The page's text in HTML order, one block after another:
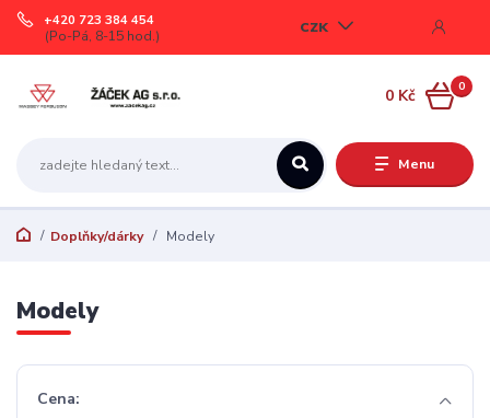
Menu
CZK
+420 723 384 454
(Po-Pá, 8-15 hod.)
0
0 Kč
Doplňky/dárky Modely
Modely
Cena: